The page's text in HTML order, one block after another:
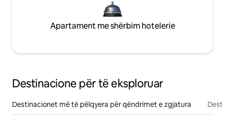
Apartament me shërbim hotelerie
Destinacione për të eksploruar
Destinacionet më të pëlqyera për qëndrimet e zgjatura